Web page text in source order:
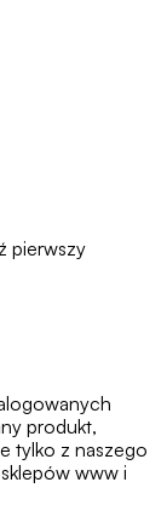
pierwszy
produkt,
tylko z naszego
www i